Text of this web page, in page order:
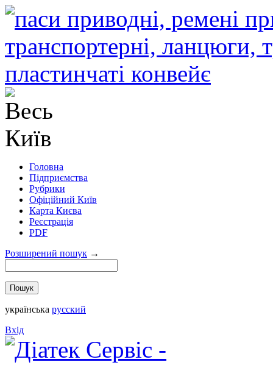
Головна
Підприємства
Рубрики
Офіційний Київ
Карта Києва
Реєстрація
PDF
Розширений пошук →
українська русский
Вхід